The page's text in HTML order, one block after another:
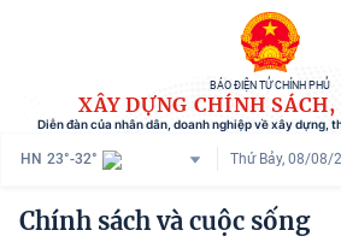
BÁO ĐIỆN TỬ CHÍNH PHỦ
XÂY DỰNG CHÍNH
Diễn đàn của nhân dân, doanh nghiệp về xây dựng,
HN 23°-32° Thứ Bảy, 08/08/
Danh mục
Chính sách và cuộc sống